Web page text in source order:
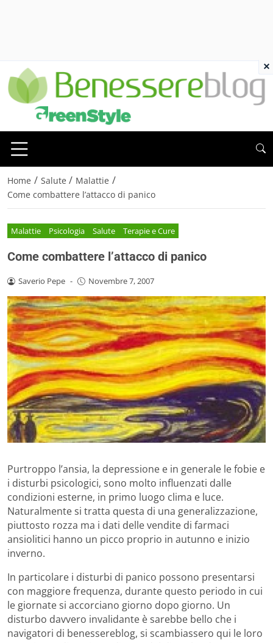
Home / Salute / Malattie /
Come combattere l’attacco di panico
Malattie Psicologia Salute Terapie e Cure
Come combattere l’attacco di panico
Saverio Pepe - Novembre 7, 2007
Purtroppo l’ansia, la depressione e in generale le fobie e
i disturbi psicologici, sono molto influenzati dalle
condizioni esterne, in primo luogo clima e luce.
Naturalmente si tratta questa di una generalizzazione,
piuttosto rozza ma i dati delle vendite di farmaci
ansiolitici hanno un picco proprio in autunno e inizio
inverno.
In particolare i disturbi di panico possono presentarsi
con maggiore frequenza, durante questo periodo in cui
le giornate si accorciano giorno dopo giorno. Un
disturbo davvero invalidante è sarebbe bello che i
navigatori di benessereblog, si scambiassero qui le loro
×